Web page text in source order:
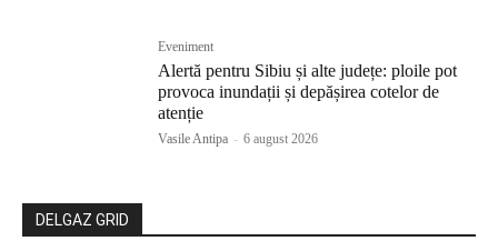
Eveniment
Alertă pentru Sibiu și alte județe: ploile pot
provoca inundații și depășirea cotelor de
atenție
Vasile Antipa - 6 august 2026
DELGAZ GRID